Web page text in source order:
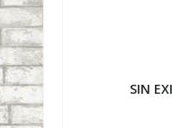
SIN EXISTENCIAS